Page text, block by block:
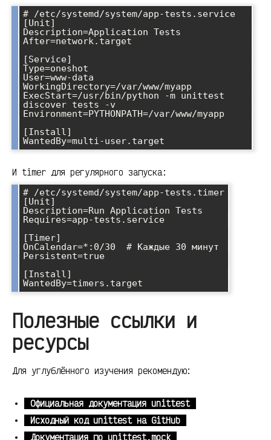
# /etc/systemd/system/app-tests.service
[Unit]
Description=Application Tests
After=network.target
[Service]
Type=oneshot
User=www-data
WorkingDirectory=/var/www/myapp
ExecStart=/usr/bin/python -m unittest
discover tests -v
Environment=PYTHONPATH=/var/www/myapp
[Install]
И timer для регулярного запуска:
# /etc/systemd/system/app-tests.timer
[Unit]
Description=Run Application Tests
Requires=app-tests.service
[Timer]
OnCalendar=*:0/30  # Каждые 30 минут
Persistent=true
[Install]
Полезные ссылки и
ресурсы
Для углублённого изучения рекомендую:
Официальная документация unittest
Исходный код unittest на GitHub
Документация по unittest.mock